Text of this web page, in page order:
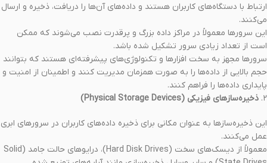
ارتباط با دستگاه‌های کاربران هستند و داده‌های آن‌ها را دریافت، ذخیره و ارسال
می‌کنند.
این سرورها معمولاً در مراکز داده بزرگ و پرقدرت نصب می‌شوند که ممکن
است از تعداد زیادی سرور تشکیل شده باشد.
سرورها مجهز به سخت افزارها و تکنولوژی‌های پیشرفته‌ای هستند که بتوانند
حجم بالایی از داده‌ها را به صورت همزمان مدیریت کنند و اطمینان از امنیت و
پایداری داده‌ها را فراهم کنند.
۲. ذخیره‌سازهای فیزیکی (Physical Storage Devices)
این ذخیره‌سازها به عنوان مکانی برای ذخیره داده‌های کاربران در سرورهای ابری
عمل می‌کنند.
معمولاً از دیسک‌های سخت (Hard Disk Drives)، درایوهای حالت جامد (Solid